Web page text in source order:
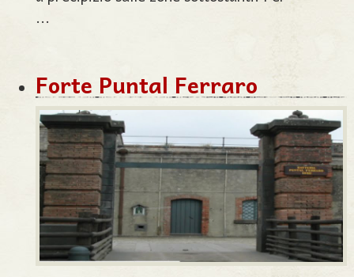
...
Forte Puntal Ferraro